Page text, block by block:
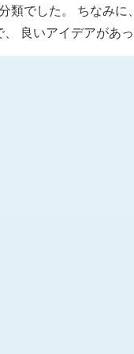
類でした。 ちなみ
、 良いアイデアがあ